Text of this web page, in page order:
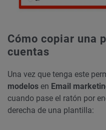
Cómo copiar una
cuentas
Una vez que tenga este
modelos en Email
cuando pase el ratón por
derecha de una plantilla: